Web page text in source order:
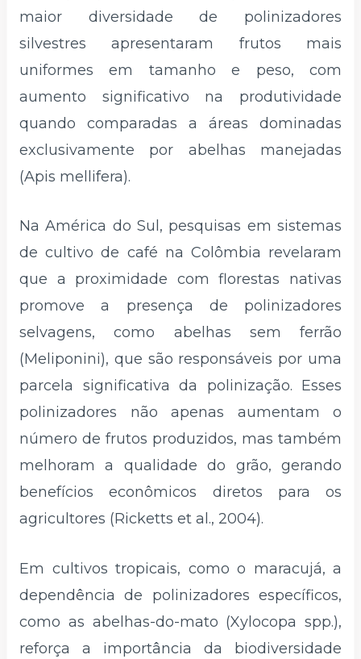
maior diversidade de polinizadores
silvestres apresentaram frutos mais
uniformes em tamanho e peso, com
aumento significativo na produtividade
quando comparadas a áreas dominadas
exclusivamente por abelhas manejadas
(Apis mellifera).
Na América do Sul, pesquisas em sistemas
de cultivo de café na Colômbia revelaram
que a proximidade com florestas nativas
promove a presença de polinizadores
selvagens, como abelhas sem ferrão
(Meliponini), que são responsáveis por uma
parcela significativa da polinização. Esses
polinizadores não apenas aumentam o
número de frutos produzidos, mas também
melhoram a qualidade do grão, gerando
benefícios econômicos diretos para os
agricultores (Ricketts et al., 2004).
Em cultivos tropicais, como o maracujá, a
dependência de polinizadores específicos,
como as abelhas-do-mato (Xylocopa spp.),
reforça a importância da biodiversidade